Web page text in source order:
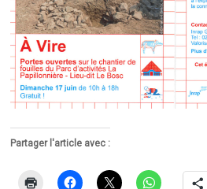
Partager l'article avec :